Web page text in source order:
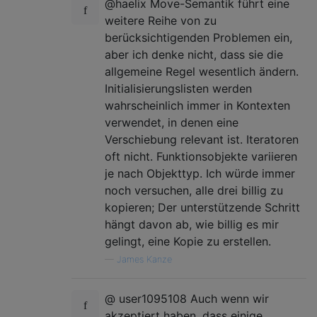
@haelix Move-Semantik führt eine
weitere Reihe von zu
berücksichtigenden Problemen ein,
aber ich denke nicht, dass sie die
allgemeine Regel wesentlich ändern.
Initialisierungslisten werden
wahrscheinlich immer in Kontexten
verwendet, in denen eine
Verschiebung relevant ist. Iteratoren
oft nicht. Funktionsobjekte variieren
je nach Objekttyp. Ich würde immer
noch versuchen, alle drei billig zu
kopieren; Der unterstützende Schritt
hängt davon ab, wie billig es mir
gelingt, eine Kopie zu erstellen.
James Kanze
@ user1095108 Auch wenn wir